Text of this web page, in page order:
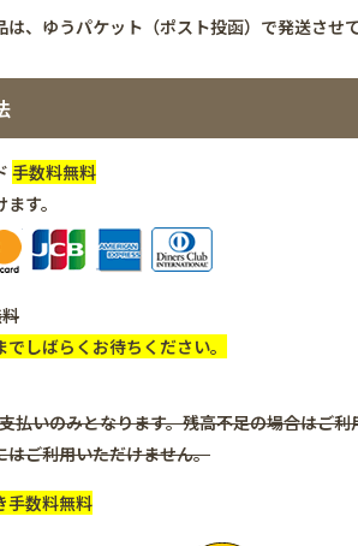
、ゆうパケット（ポスト投函）で発送させ
手数料無料
す。
しばらくお待ちください。
払いのみとなります。残高不足の場合はご
はご利用いただけません。
手数料無料